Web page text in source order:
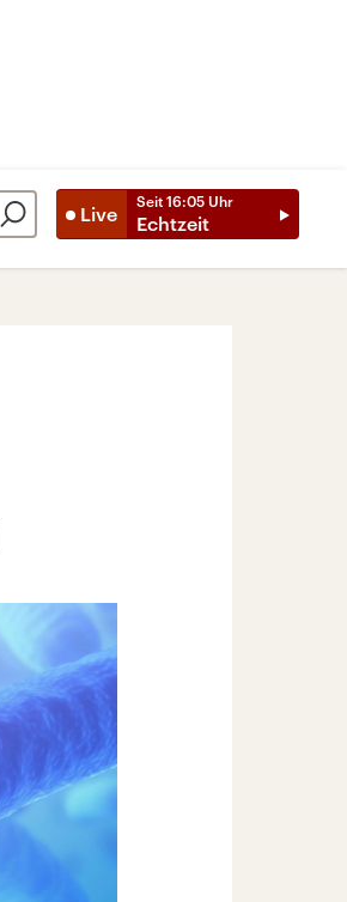
Live
Seit 16:05 Uhr
Echtzeit